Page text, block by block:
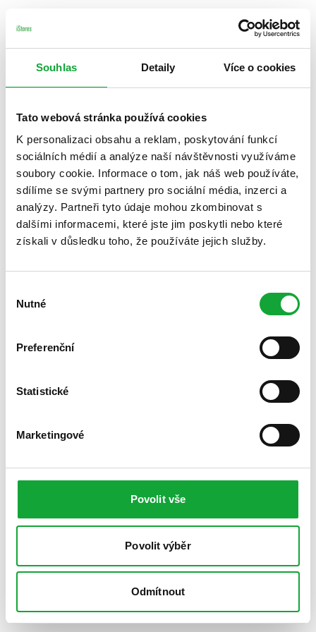
Souhlas Detaily Více o cookies
Tato webová stránka používá cookies
K personalizaci obsahu a reklam, poskytování funkcí
sociálních médií a analýze naší návštěvnosti využíváme
soubory cookie. Informace o tom, jak náš web používáte,
sdílíme se svými partnery pro sociální média, inzerci a
analýzy. Partneři tyto údaje mohou zkombinovat s
dalšími informacemi, které jste jim poskytli nebo které
získali v důsledku toho, že používáte jejich služby.
souhlasu
Nutné
Preferenční
Statistické
Marketingové
Povolit vše
Povolit výběr
Odmítnout